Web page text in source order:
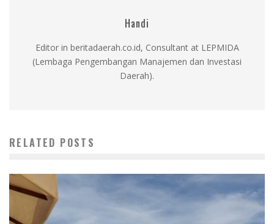
Handi
Editor in beritadaerah.co.id, Consultant at LEPMIDA
(Lembaga Pengembangan Manajemen dan Investasi
Daerah).
RELATED POSTS